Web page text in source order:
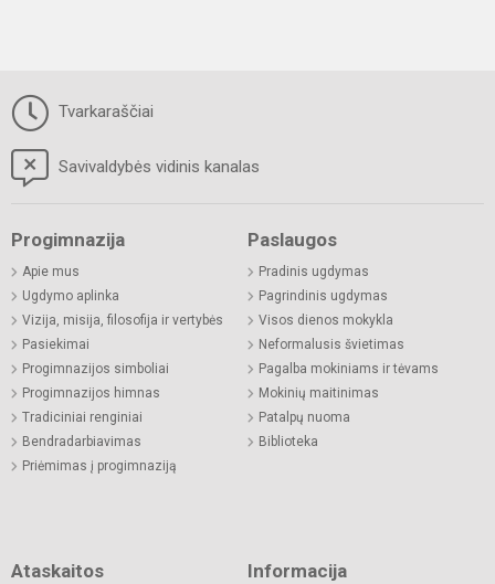
Tvarkaraščiai
Savivaldybės vidinis kanalas
Progimnazija
Apie mus
Ugdymo aplinka
Vizija, misija, filosofija ir vertybės
Pasiekimai
Progimnazijos simboliai
Progimnazijos himnas
Tradiciniai renginiai
Bendradarbiavimas
Priėmimas į progimnaziją
Paslaugos
Pradinis ugdymas
Pagrindinis ugdymas
Visos dienos mokykla
Neformalusis švietimas
Pagalba mokiniams ir tėvams
Mokinių maitinimas
Patalpų nuoma
Biblioteka
Ataskaitos Informacija